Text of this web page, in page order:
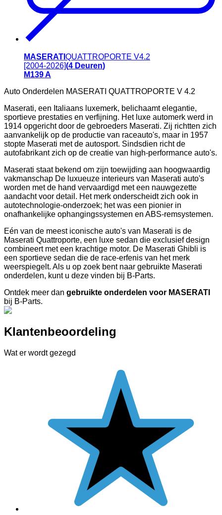
MASERATI QUATTROPORTE V4.2
[2004-2026](4 Deuren)
M139 A
Auto Onderdelen MASERATI QUATTROPORTE V 4.2
Maserati, een Italiaans luxemerk, belichaamt elegantie,
sportieve prestaties en verfijning. Het luxe automerk werd in
1914 opgericht door de gebroeders Maserati. Zij richtten zich
aanvankelijk op de productie van raceauto's, maar in 1957
stopte Maserati met de autosport. Sindsdien richt de
autofabrikant zich op de creatie van high-performance auto's.
Maserati staat bekend om zijn toewijding aan hoogwaardig
vakmanschap De luxueuze interieurs van Maserati auto's
worden met de hand vervaardigd met een nauwgezette
aandacht voor detail. Het merk onderscheidt zich ook in
autotechnologie-onderzoek; het was een pionier in
onafhankelijke ophangingssystemen en ABS-remsystemen.
Eén van de meest iconische auto's van Maserati is de
Maserati Quattroporte, een luxe sedan die exclusief design
combineert met een krachtige motor. De Maserati Ghibli is
een sportieve sedan die de race-erfenis van het merk
weerspiegelt. Als u op zoek bent naar gebruikte Maserati
onderdelen, kunt u deze vinden bij B-Parts.
Ontdek meer dan gebruikte onderdelen voor MASERATI
bij B-Parts.
Klantenbeoordeling
Wat er wordt gezegd